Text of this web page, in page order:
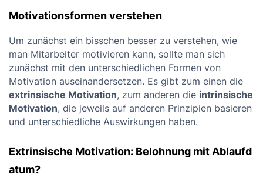
Motivationsformen verstehen
Um zunächst ein bisschen besser zu verstehen, wie
man Mitarbeiter motivieren kann, sollte man sich
zunächst mit den unterschiedlichen Formen von
Motivation auseinandersetzen. Es gibt zum einen die
extrinsische Motivation, zum anderen die intrinsische
Motivation, die jeweils auf anderen Prinzipien basieren
und unterschiedliche Auswirkungen haben.
Extrinsische Motivation: Belohnung mit Ablaufd
atum?